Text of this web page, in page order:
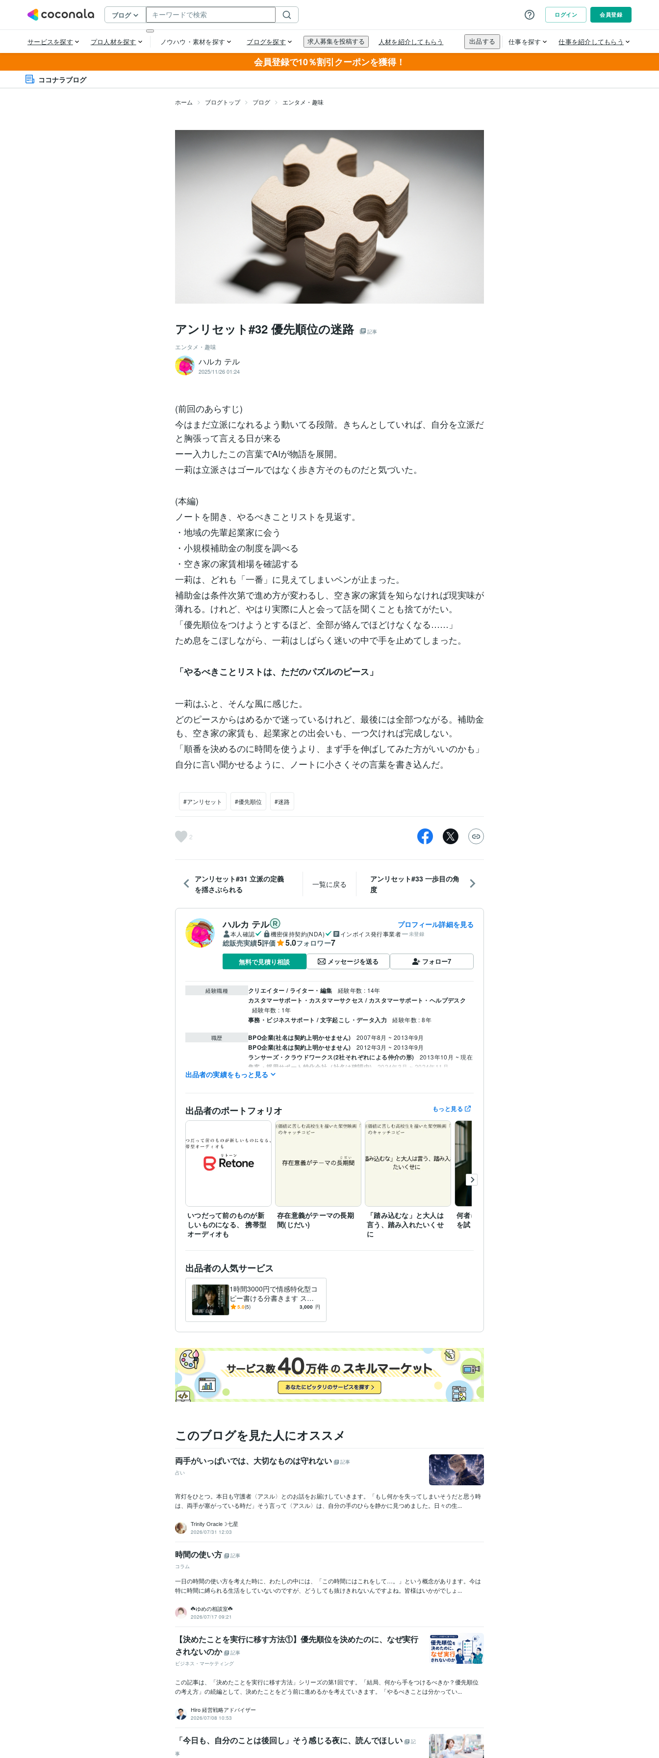
会員登録で10％割引クーポンを獲得！
ココナラブログ
ホーム ブログトップ ブログ エンタメ・趣味
アンリセット#32 優先順位の迷路 記事
エンタメ・趣味
ハルカ テル
2025/11/26 01:24
(前回のあらすじ)
今はまだ立派になれるよう動いてる段階。きちんとしていれば、自分を立派だ
と胸張って言える日が来る
ーー入力したこの言葉でAIが物語を展開。
一莉は立派さはゴールではなく歩き方そのものだと気づいた。
(本編)
ノートを開き、やるべきことリストを見返す。
・地域の先輩起業家に会う
・小規模補助金の制度を調べる
・空き家の家賃相場を確認する
一莉は、どれも「一番」に見えてしまいペンが止まった。
補助金は条件次第で進め方が変わるし、空き家の家賃を知らなければ現実味が
薄れる。けれど、やはり実際に人と会って話を聞くことも捨てがたい。
「優先順位をつけようとするほど、全部が絡んでほどけなくなる……」
ため息をこぼしながら、一莉はしばらく迷いの中で手を止めてしまった。
「やるべきことリストは、ただのパズルのピース」
一莉はふと、そんな風に感じた。
どのピースからはめるかで迷っているけれど、最後には全部つながる。補助金
も、空き家の家賃も、起業家との出会いも、一つ欠ければ完成しない。
「順番を決めるのに時間を使うより、まず手を伸ばしてみた方がいいのかも」
自分に言い聞かせるように、ノートに小さくその言葉を書き込んだ。
#アンリセット #優先順位 #迷路
2
アンリセット#31 立派の定義
を揺さぶられる
一覧に戻る
アンリセット#33 一歩目の角
度
ハルカ テル プロフィール詳細を見る
本人確認 機密保持契約(NDA) インボイス発行事業者 未登録
総販売実績5評価 5.0フォロワー7
無料で見積り相談 メッセージを送る フォロー7
経験職種 クリエイター / ライター・編集 経験年数 : 14年
カスタマーサポート・カスタマーサクセス / カスタマーサポート・ヘルプデスク
経験年数 : 1年
事務・ビジネスサポート / 文字起こし・データ入力 経験年数 : 8年
職歴 BPO企業(社名は契約上明かせません) 2007年8月 ~ 2013年9月
BPO企業(社名は契約上明かせません) 2012年3月 ~ 2013年9月
ランサーズ・クラウドワークス(2社それぞれによる仲介の形) 2013年10月 ~ 現在
集客・採用サポート特化会社（社名は確認中) 2024年3月 ~ 2024年11月
スマートフォン向けアプリ運営(社名は契約上明かせません)
(社名は確認中) 2021年12月 ~ 2022年12月
ビジネス・クリエイ
ティブツール
Google ドキュメント:5年
その他ツール DeepL翻訳:0年 Google翻訳:5年
出品者の実績をもっと見る
出品者のポートフォリオ もっと見る
いつだって前のものが新
しいものになる、 携帯型
オーディオも
存在意義がテーマの長期
間(じだい)
「踏み込むな」と大人は
言う、踏み入れたいくせ
に
何者になれるか私の印象
を試したい
出品者の人気サービス
1時間3000円で情感特化型コ
ピー書ける分書きます スロ
ーガンなどコピーに近いもの
5.0(5) 3,000 円
このブログを見た人にオススメ
両手がいっぱいでは、大切なものは守れない
記事
占い
宵灯をひとつ。本日も守護者〈アスル〉とのお話をお届けしていきます。「もし何かを失ってしまいそうだと思う時
は、両手が塞がっている時だ」そう言って〈アスル〉は、自分の手のひらを静かに見つめました。日々の生...
Trinity Oracle☽七星
2026/07/31 12:03
時間の使い方
記事
コラム
一日の時間の使い方を考えた時に、わたしの中には、「この時間にはこれをして…。」という概念があります。今は
特に時間に縛られる生活をしていないのですが、どうしても抜けきれないんですよね。皆様はいかがでしょ...
☘️ゆめの相談室☘️
2026/07/17 09:21
【決めたことを実行に移す方法①】優先順位を決めたのに、なぜ実行
されないのか
記事
ビジネス・マーケティング
この記事は、「決めたことを実行に移す方法」シリーズの第1回です。「結局、何から手をつけるべきか？優先順位
の考え方」の続編として、決めたことをどう前に進めるかを考えていきます。「やるべきことは分かってい...
Hiro 経営戦略アドバイザー
2026/07/08 10:53
「今日も、自分のことは後回し」そう感じる夜に、読んでほしい
記
事